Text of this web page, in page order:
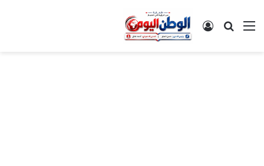
القائمةبحث عن تسجيل الدخول